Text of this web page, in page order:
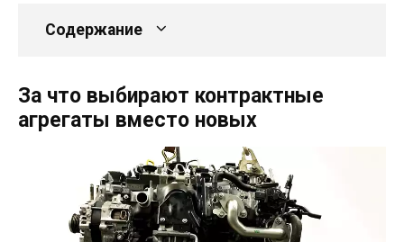
Содержание
За что выбирают контрактные
агрегаты вместо новых